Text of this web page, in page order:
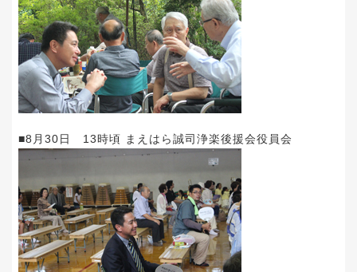
■8月30日 13時頃 まえはら誠司浄楽後援会役員会